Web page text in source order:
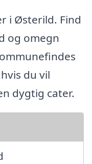
i Østerild. Find
og omegn
du vil
dygtig cater.